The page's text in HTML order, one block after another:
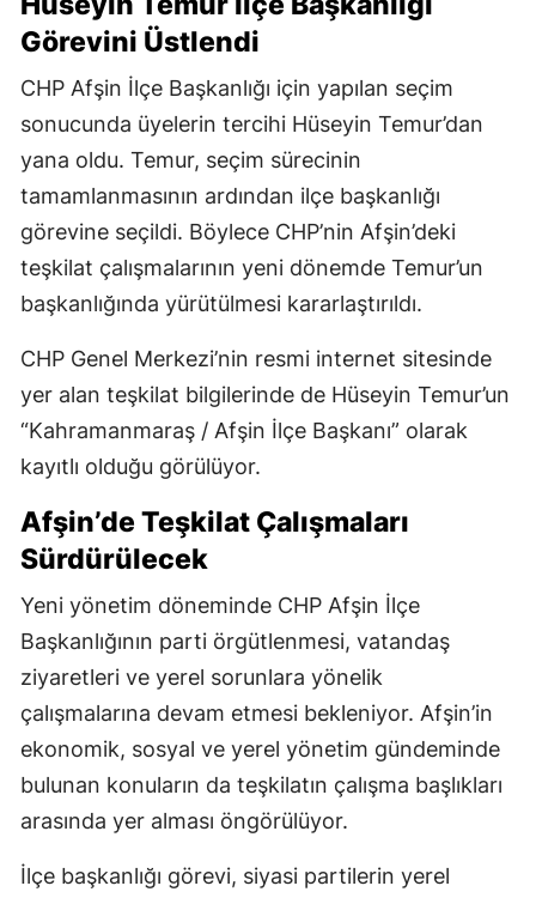
Görevini Üstlendi
CHP Afşin İlçe Başkanlığı için yapılan seçim
sonucunda üyelerin tercihi Hüseyin Temur’dan
yana oldu. Temur, seçim sürecinin
tamamlanmasının ardından ilçe başkanlığı
görevine seçildi. Böylece CHP’nin Afşin’deki
teşkilat çalışmalarının yeni dönemde Temur’un
başkanlığında yürütülmesi kararlaştırıldı.
CHP Genel Merkezi’nin resmi internet sitesinde
yer alan teşkilat bilgilerinde de Hüseyin Temur’un
“Kahramanmaraş / Afşin İlçe Başkanı” olarak
kayıtlı olduğu görülüyor.
Afşin’de Teşkilat Çalışmaları
Sürdürülecek
Yeni yönetim döneminde CHP Afşin İlçe
Başkanlığının parti örgütlenmesi, vatandaş
ziyaretleri ve yerel sorunlara yönelik
çalışmalarına devam etmesi bekleniyor. Afşin’in
ekonomik, sosyal ve yerel yönetim gündeminde
bulunan konuların da teşkilatın çalışma başlıkları
arasında yer alması öngörülüyor.
İlçe başkanlığı görevi, siyasi partilerin yerel